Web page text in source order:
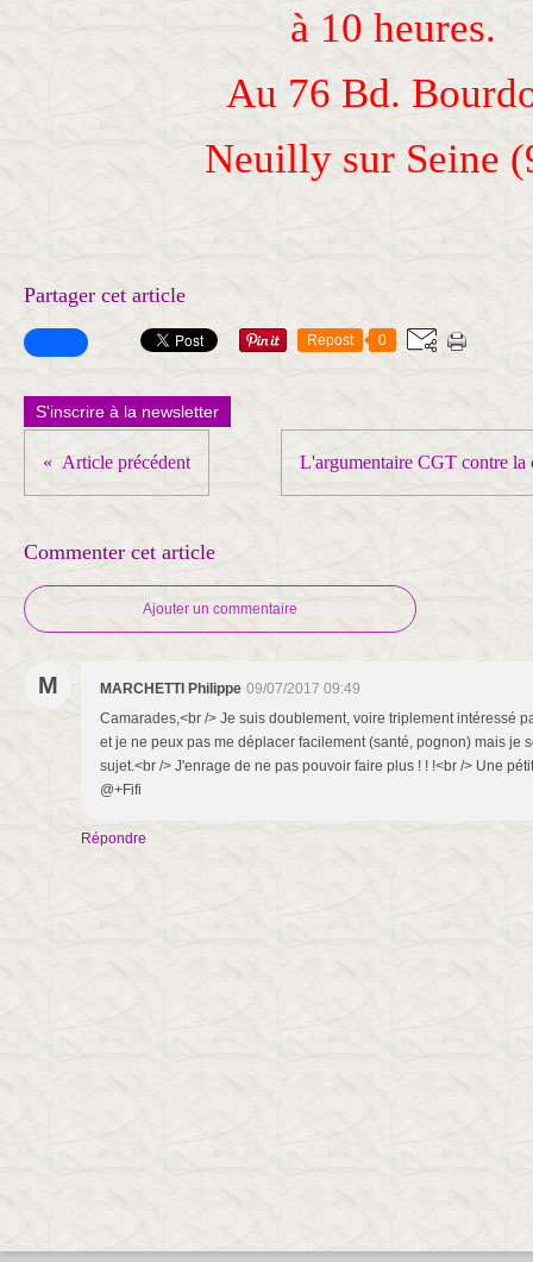
à 10 heures.
Au 76 Bd.
Neuilly sur Seine
Partager cet article
Repost 0
S'inscrire à la newsletter
Article précédent L'argumentaire CGT contre la
Commenter cet article
Ajouter un commentaire
M MARCHETTI Philippe 09/07/2017 09:49
Camarades,<br /> Je suis doublement, voire triplement intéressé
et je ne peux pas me déplacer facilement (santé, pognon) mais je
sujet.<br /> J'enrage de ne pas pouvoir faire plus ! ! !<br /> Une
@+Fifi
Répondre